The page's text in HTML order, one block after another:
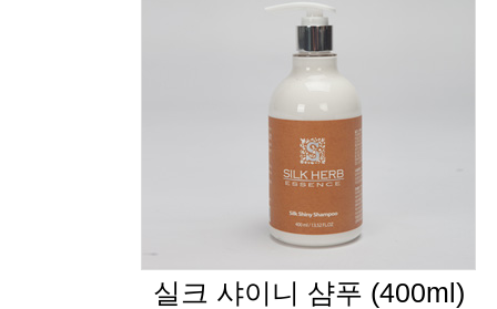
실크 샤이니 샴푸 (400ml)